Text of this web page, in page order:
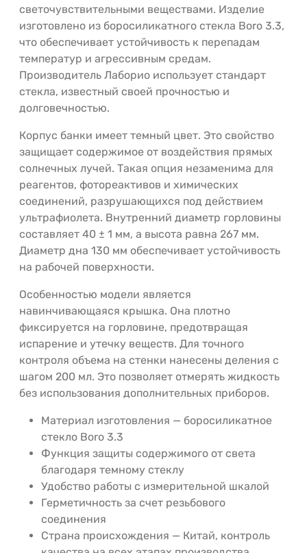
светочувствительными веществами. Изделие
изготовлено из боросиликатного стекла Boro 3.3,
что обеспечивает устойчивость к перепадам
температур и агрессивным средам.
Производитель Лаборио использует стандарт
стекла, известный своей прочностью и
долговечностью.
Корпус банки имеет темный цвет. Это свойство
защищает содержимое от воздействия прямых
солнечных лучей. Такая опция незаменима для
реагентов, фотореактивов и химических
соединений, разрушающихся под действием
ультрафиолета. Внутренний диаметр горловины
составляет 40 ± 1 мм, а высота равна 267 мм.
Диаметр дна 130 мм обеспечивает устойчивость
на рабочей поверхности.
Особенностью модели является
навинчивающаяся крышка. Она плотно
фиксируется на горловине, предотвращая
испарение и утечку веществ. Для точного
контроля объема на стенки нанесены деления с
шагом 200 мл. Это позволяет отмерять жидкость
без использования дополнительных приборов.
Материал изготовления — боросиликатное
стекло Boro 3.3
Функция защиты содержимого от света
благодаря темному стеклу
Удобство работы с измерительной шкалой
Герметичность за счет резьбового
соединения
Страна происхождения — Китай, контроль